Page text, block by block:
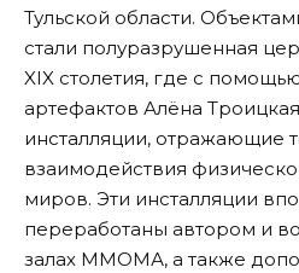
Тульской области.
стали полуразрушенная
XIX столетия, где с
артефактов Алёна
инсталляции, отражающие
взаимодействия
миров. Эти инсталляции
переработаны автором и
залах ММОМА, а также